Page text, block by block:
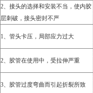
2、接头的选择和安装不当，使内胶
层刺破，接头密封不严
1、管头卡压，局部应力过大
2、胶管在使用中，受拉伸严重
3、胶管过度弯曲而引起折裂所致